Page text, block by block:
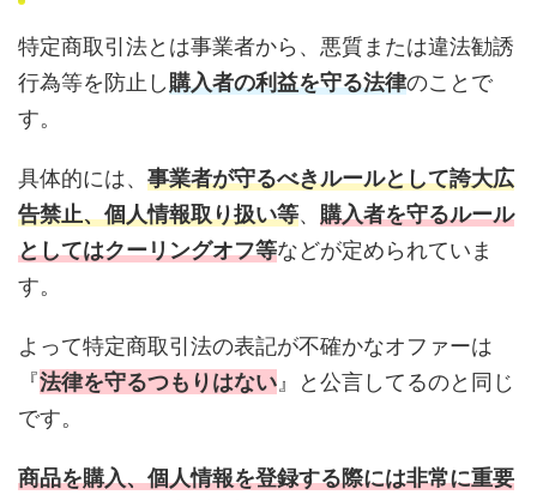
特定商取引法とは事業者から、悪質または違法勧誘
行為等を防止し購入者の利益を守る法律のことで
す。
具体的には、 事業者が守るべきルールとして誇大広
告禁止、個人情報取り扱い等、 購入者を守るルール
としてはクーリングオフ等などが定められていま
す。
よって特定商取引法の表記が不確かなオファーは
『法律を守るつもりはない 』と公言してるのと同じ
です。
商品を購入、個人情報を登録する際には非常に重要